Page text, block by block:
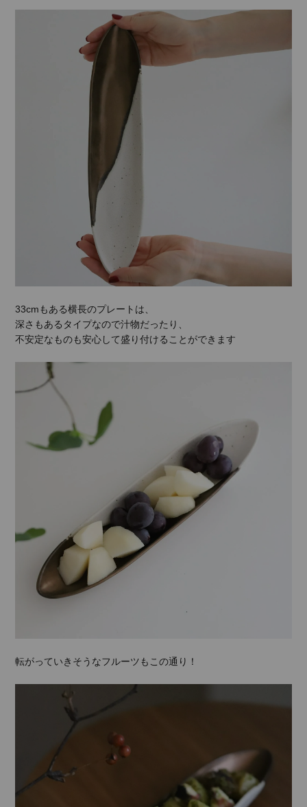
33cmもある横長のプレートは、
深さもあるタイプなので汁物だったり、
不安定なものも安心して盛り付けることができます
転がっていきそうなフルーツもこの通り！